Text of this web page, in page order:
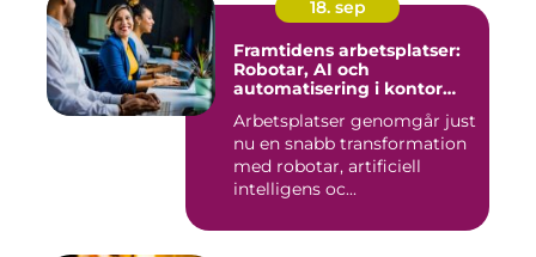
18. sep
Framtidens arbetsplatser:
Robotar, AI och
automatisering i kontor
Arbetsplatser genomgår just
nu en snabb transformation
med robotar, artificiell
intelligens oc...